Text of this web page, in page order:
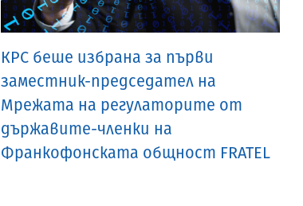
КРС беше избрана за първи
заместник-председател на
Мрежата на регулаторите от
държавите-членки на
Франкофонската общнoст FRATEL